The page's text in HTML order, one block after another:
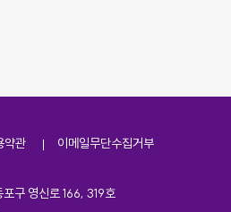
약관 이메일무단수집거부
구 영신로 166, 319호